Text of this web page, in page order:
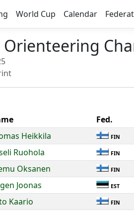
World Cup Calendar
Orienteering
Fed.
Heikkila FIN
Ruohola FIN
Oksanen FIN
Joonas EST
Kaario FIN